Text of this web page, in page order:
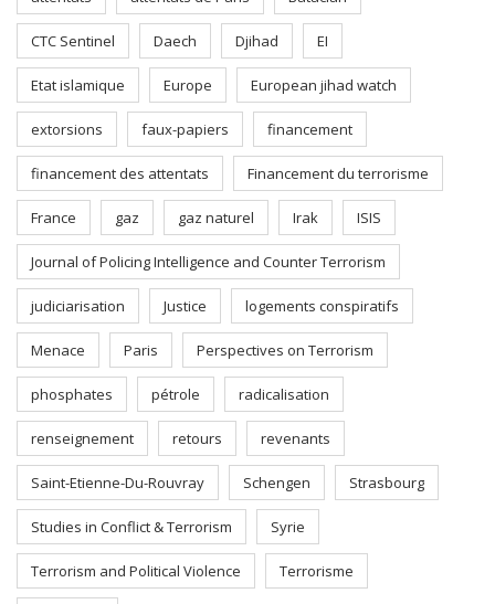
CTC Sentinel Daech Djihad EI
Etat islamique Europe European jihad watch
extorsions faux-papiers financement
financement des attentats Financement du terrorisme
France gaz gaz naturel Irak ISIS
Journal of Policing Intelligence and Counter Terrorism
judiciarisation Justice logements conspiratifs
Menace Paris Perspectives on Terrorism
phosphates pétrole radicalisation
renseignement retours revenants
Saint-Etienne-Du-Rouvray Schengen Strasbourg
Studies in Conflict & Terrorism Syrie
Terrorism and Political Violence Terrorisme